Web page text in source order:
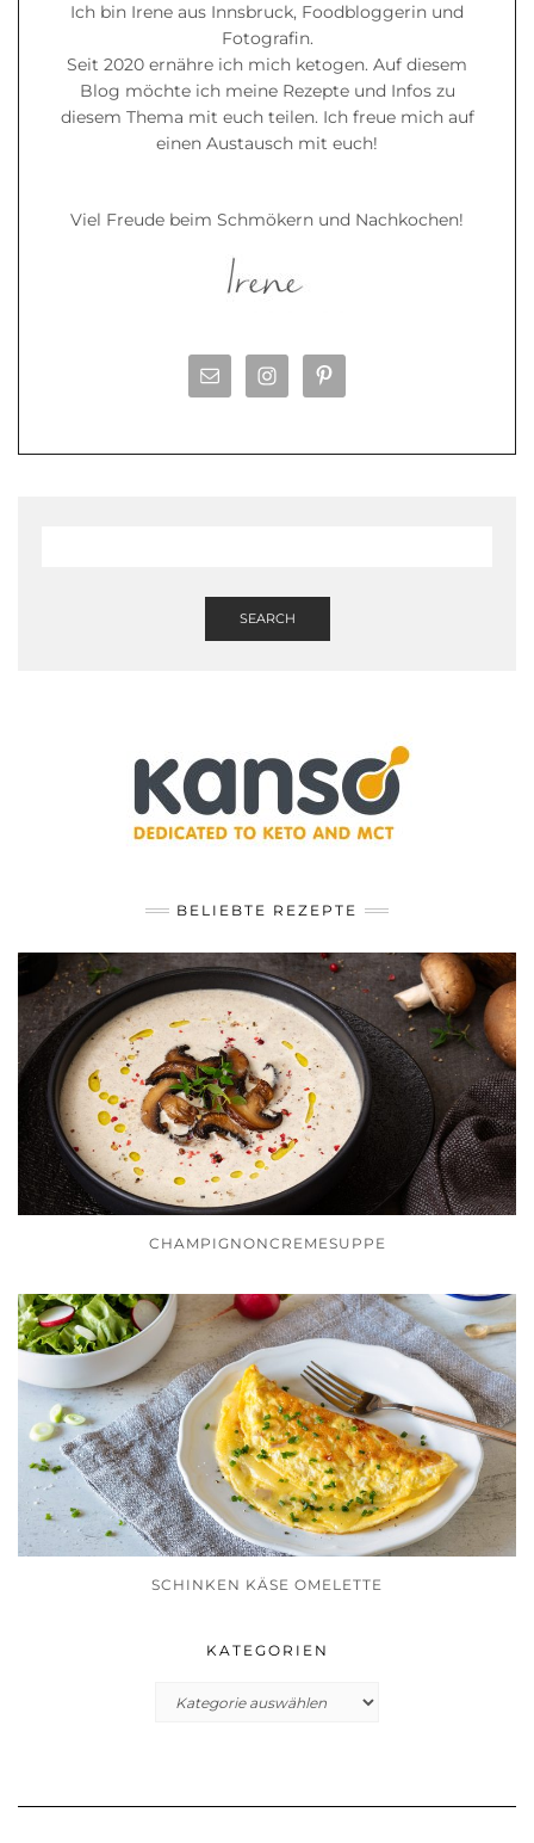
Ich bin Irene aus Innsbruck, Foodbloggerin und
Fotografin.
Seit 2020 ernähre ich mich ketogen. Auf diesem
Blog möchte ich meine Rezepte und Infos zu
diesem Thema mit euch teilen. Ich freue mich auf
einen Austausch mit euch!
Viel Freude beim Schmökern und Nachkochen!
SEARCH
BELIEBTE REZEPTE
CHAMPIGNONCREMESUPPE
SCHINKEN KÄSE OMELETTE
KATEGORIEN
Kategorien